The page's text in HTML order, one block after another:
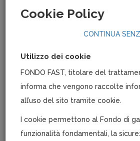
TITOLO VI - CAPO IX -
INTEGRATIVA
l'articolo 163 del CCNL Turismo
sostituito dal
ASSISTENZA SANITARIA
Cookie Policy
CONTINUA
Utilizzo dei cookie
FONDO FAST, titolare del
informa che vengono raccolte
all’uso del sito tramite cookie.
I cookie permettono al Fondo di
funzionalità fondamentali, la